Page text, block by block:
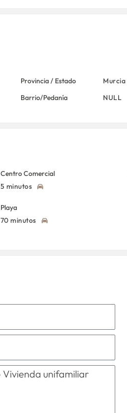
Provincia / Estado
Murcia
Barrio/Pedanía NULL
Centro Comercial
5 minutos
Playa
70 minutos